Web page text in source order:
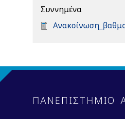
Συννημένα
D
n
ΠΑΝΕΠΙΣΤΗΜΙΟ